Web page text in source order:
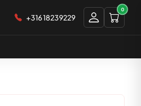
+316 18239229
0